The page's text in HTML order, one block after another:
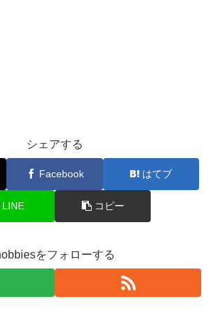
シェアする
Facebook はてブ
LINE コピー
をフォローする